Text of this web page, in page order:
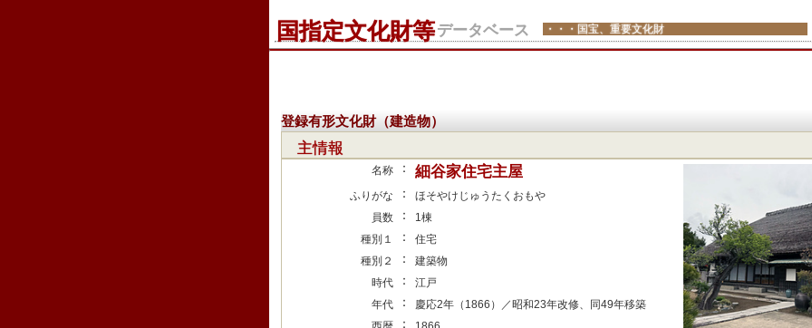
国指定文化財等データベース ・・・国宝、重要文化財
登録有形文化財（建造物）
主情報
名称 ： 細谷家住宅主屋
ふりがな ：
ほそやけじゅうたくおもや
員数
：
1棟
種別１
：
住宅
種別２
：
建築物
時代
：
江戸
年代
：
慶応2年（1866）／昭和23年改修、同49年移築
：